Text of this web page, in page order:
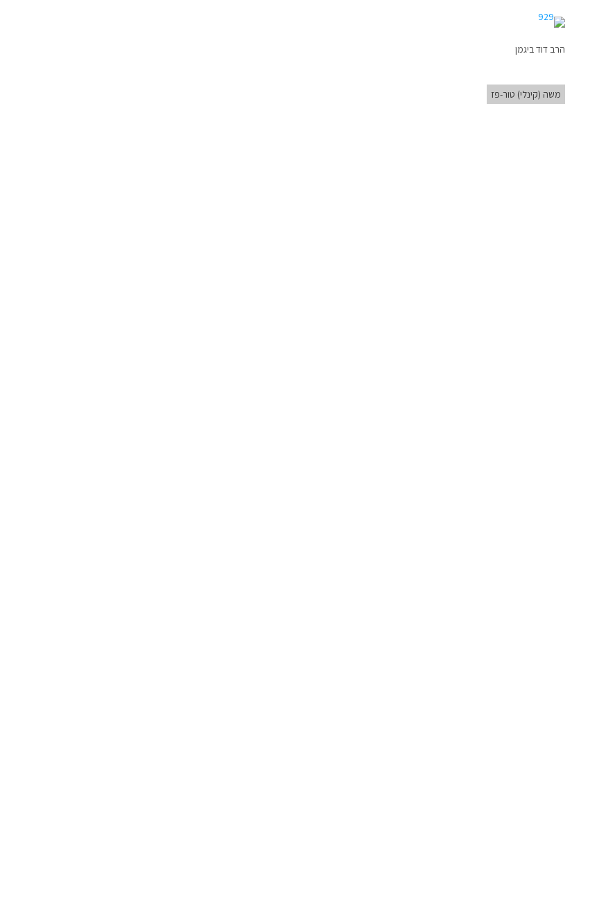
הרב דוד ביגמן
משה (קינלי) טור-פז